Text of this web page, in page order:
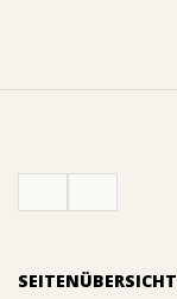
SEITENÜBERSICHT